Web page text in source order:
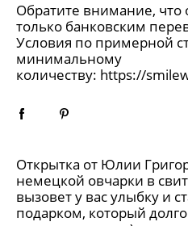
Обратите внимание, что
только банковским
Условия по примерной
минимальному
количеству: https://
Открытка от Юлии
немецкой овчарки в
вызовет у вас улыбку и
подарком, который